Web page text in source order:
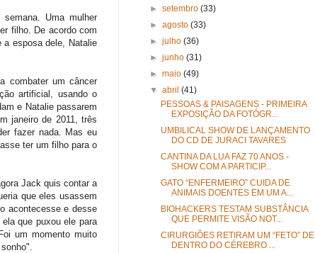
Uma mulher
filho. De acordo com
a esposa dele, Natalie
combater um câncer
artificial, usando o
e Natalie passarem
janeiro de 2011, três
fazer nada. Mas eu
ter um filho para o
Jack quis contar a
que eles usassem
acontecesse e desse
que puxou ele para
um momento muito
►setembro(33)
►agosto(33)
►julho(36)
►junho(31)
►maio(49)
▼abril(41)
PESSOAS & PAISAGENS - PRIMEIRA
EXPOSIÇÃO DA FOTÓGR...
UMBILICAL SHOW DE LANÇAMENTO
DO CD DE JURACI TAVARES
CANTINA DA LUA FAZ 70 ANOS -
SHOW COM A PARTICIP...
GATO “ENFERMEIRO” CUIDA DE
ANIMAIS DOENTES EM UM A...
BIOHACKERS TESTAM SUBSTÂNCIA
QUE PERMITE VISÃO NOT...
CIRURGIÕES RETIRAM UM “FETO” DE
DENTRO DO CÉREBRO ...